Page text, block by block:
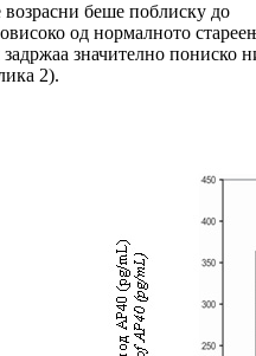
беше по­блис­ку до
од нормалното
задржаа значително пониско
2).